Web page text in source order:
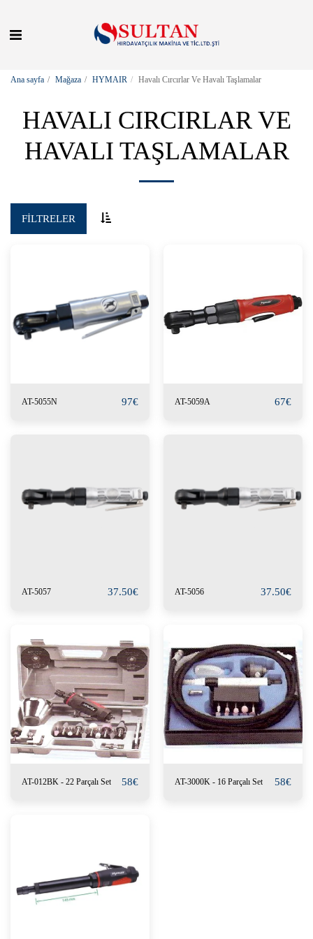
Ana sayfa Mağaza HYMAIR Havalı Cırcırlar Ve Havalı Taşlamalar
HAVALI CIRCIRLAR VE
HAVALI TAŞLAMALAR
FILTRELER
AT-5055N 97€ AT-5059A 67€
AT-5057 37.50€ AT-5056 37.50€
AT-012BK - 22 Parçalı Set 58€ AT-3000K - 16 Parçalı Set 58€